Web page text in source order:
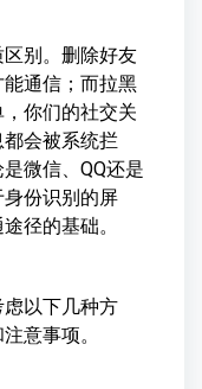
别。删除好友
通信；而拉黑
你们的社交关
会被系统拦
微信、QQ还是
份识别的屏
径的基础。
以下几种方
意事项。